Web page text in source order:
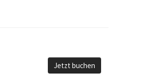
Jetzt buchen